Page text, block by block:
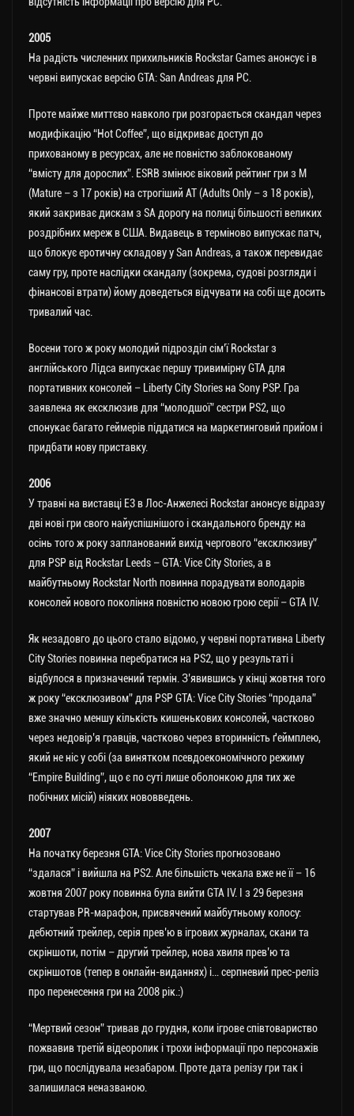
2005
На радість численних прихильників Rockstar Games анонсує і в
червні випускає версію GTA: San Andreas для PC.
Проте майже миттєво навколо гри розгорається скандал через
модифікацію “Hot Coffee”, що відкриває доступ до
прихованому в ресурсах, але не повністю заблокованому
“вмісту для дорослих”. ESRB змінює віковий рейтинг гри з M
(Mature – з 17 років) на строгіший АТ (Adults Only – з 18 років),
який закриває дискам з SA дорогу на полиці більшості великих
роздрібних мереж в США. Видавець в терміново випускає патч,
що блокує еротичну складову у San Andreas, а також перевидає
саму гру, проте наслідки скандалу (зокрема, судові розгляди і
фінансові втрати) йому доведеться відчувати на собі ще досить
тривалий час.
Восени того ж року молодий підрозділ сім’ї Rockstar з
англійського Лідса випускає першу тривимірну GTA для
портативних консолей – Liberty City Stories на Sony PSP. Гра
заявлена як ексклюзив для “молодшої” сестри PS2, що
спонукає багато геймерів піддатися на маркетинговий прийом і
придбати нову приставку.
2006
У травні на виставці E3 в Лос-Анжелесі Rockstar анонсує відразу
дві нові гри свого найуспішнішого і скандального бренду: на
осінь того ж року запланований вихід чергового “ексклюзиву”
для PSP від Rockstar Leeds – GTA: Vice City Stories, а в
майбутньому Rockstar North повинна порадувати володарів
консолей нового покоління повністю новою грою серії – GTA IV.
Як незадовго до цього стало відомо, у червні портативна Liberty
City Stories повинна перебратися на PS2, що у результаті і
відбулося в призначений термін. З’явившись у кінці жовтня того
ж року “ексклюзивом” для PSP GTA: Vice City Stories “продала”
вже значно меншу кількість кишенькових консолей, частково
через недовір’я гравців, частково через вторинність ґеймплею,
який не ніс у собі (за винятком псевдоекономічного режиму
“Empire Building”, що є по суті лише оболонкою для тих же
побічних місій) ніяких нововведень.
2007
На початку березня GTA: Vice City Stories прогнозовано
“здалася” і вийшла на PS2. Але більшість чекала вже не її – 16
жовтня 2007 року повинна була вийти GTA IV. І з 29 березня
стартував PR-марафон, присвячений майбутньому колосу:
дебютний трейлер, серія прев’ю в ігрових журналах, скани та
скріншоти, потім – другий трейлер, нова хвиля прев’ю та
скріншотов (тепер в онлайн-виданнях) і… серпневий прес-реліз
про перенесення гри на 2008 рік.:)
“Мертвий сезон” тривав до грудня, коли ігрове співтовариство
пожвавив третій відеоролик і трохи інформації про персонажів
гри, що послідувала незабаром. Проте дата релізу гри так і
залишилася неназваною.